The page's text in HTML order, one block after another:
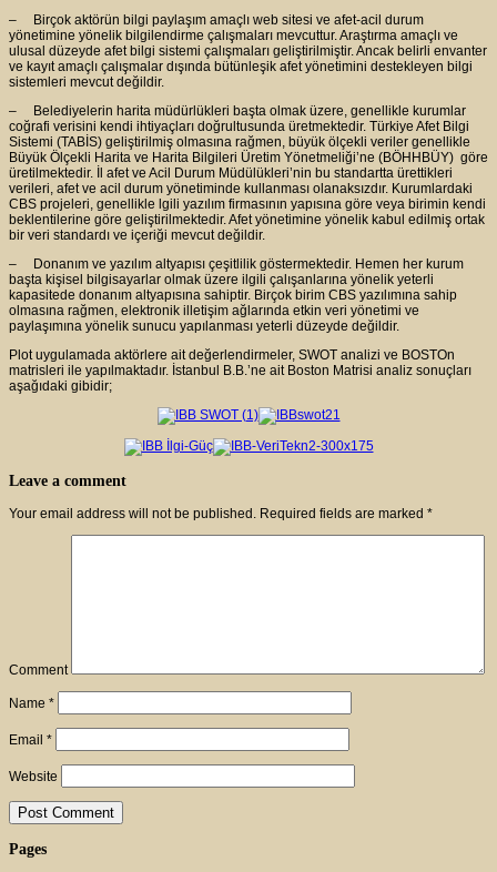
– Birçok aktörün bilgi paylaşım amaçlı web sitesi ve afet-acil durum
yönetimine yönelik bilgilendirme çalışmaları mevcuttur. Araştırma amaçlı ve
ulusal düzeyde afet bilgi sistemi çalışmaları geliştirilmiştir. Ancak belirli envanter
ve kayıt amaçlı çalışmalar dışında bütünleşik afet yönetimini destekleyen bilgi
sistemleri mevcut değildir.
– Belediyelerin harita müdürlükleri başta olmak üzere, genellikle kurumlar
coğrafi verisini kendi ihtiyaçları doğrultusunda üretmektedir. Türkiye Afet Bilgi
Sistemi (TABİS) geliştirilmiş olmasına rağmen, büyük ölçekli veriler genellikle
Büyük Ölçekli Harita ve Harita Bilgileri Üretim Yönetmeliği’ne (BÖHHBÜY) göre
üretilmektedir. İl afet ve Acil Durum Müdülükleri’nin bu standartta ürettikleri
verileri, afet ve acil durum yönetiminde kullanması olanaksızdır. Kurumlardaki
CBS projeleri, genellikle lgili yazılım firmasının yapısına göre veya birimin kendi
beklentilerine göre geliştirilmektedir. Afet yönetimine yönelik kabul edilmiş ortak
bir veri standardı ve içeriği mevcut değildir.
– Donanım ve yazılım altyapısı çeşitlilik göstermektedir. Hemen her kurum
başta kişisel bilgisayarlar olmak üzere ilgili çalışanlarına yönelik yeterli
kapasitede donanım altyapısına sahiptir. Birçok birim CBS yazılımına sahip
olmasına rağmen, elektronik illetişim ağlarında etkin veri yönetimi ve
paylaşımına yönelik sunucu yapılanması yeterli düzeyde değildir.
Plot uygulamada aktörlere ait değerlendirmeler, SWOT analizi ve BOSTOn
matrisleri ile yapılmaktadır. İstanbul B.B.’ne ait Boston Matrisi analiz sonuçları
aşağıdaki gibidir;
Leave a comment
Your email address will not be published. Required fields are marked *
Comment
Name *
Email *
Website
Pages